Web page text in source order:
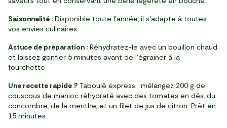
Saisonnalité : Disponible toute l’année, il s’adapte à toutes
vos envies culinaires.
Astuce de préparation : Réhydratez-le avec un bouillon chaud
et laissez gonfler 5 minutes avant de l’égrainer à la
fourchette.
Une recette rapide ? Taboulé express : mélangez 200 g de
couscous de manioc réhydraté avec des tomates en dés, du
concombre, de la menthe, et un filet de jus de citron. Prêt en
15 minutes.